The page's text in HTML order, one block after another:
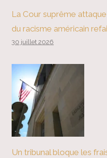
La Cour suprême
du racisme américain
30 juillet 2026
Un tribunal bloque les